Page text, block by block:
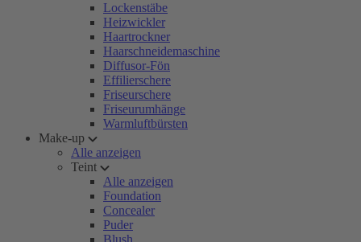
Lockenstäbe
Heizwickler
Haartrockner
Haarschneidemaschine
Diffusor-Fön
Effilierschere
Friseurschere
Friseurumhänge
Warmluftbürsten
Make-up
Alle anzeigen
Teint
Alle anzeigen
Foundation
Concealer
Puder
Blush